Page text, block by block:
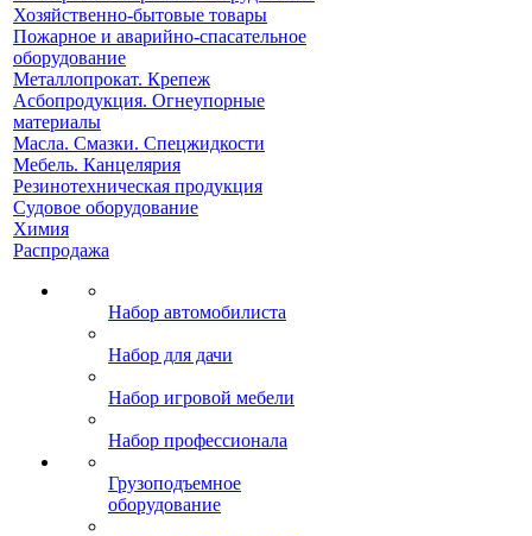
Хозяйственно-бытовые товары
Пожарное и аварийно-спасательное
оборудование
Металлопрокат. Крепеж
Асбопродукция. Огнеупорные
материалы
Масла. Смазки. Спецжидкости
Мебель. Канцелярия
Резинотехническая продукция
Судовое оборудование
Химия
Распродажа
Набор автомобилиста
Набор для дачи
Набор игровой мебели
Набор профессионала
Грузоподъемное
оборудование